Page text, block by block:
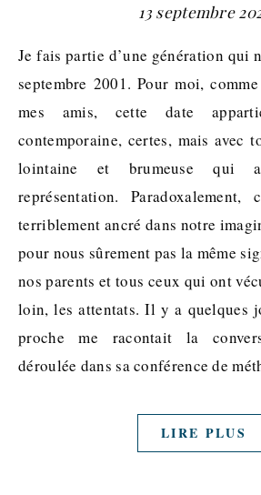
13 septembre
Je fais partie d’une génération qui n’était pas née le 11
septembre 2001. Pour moi,
mes amis, cette date
contemporaine, certes, mais avec
lointaine et brumeuse qui
représentation. Paradoxalement,
terriblement ancré dans notre
pour nous sûrement pas la même
nos parents et tous ceux qui ont
loin, les attentats. Il y a quelques
proche me racontait la
déroulée dans sa conférence de
LIRE PLUS